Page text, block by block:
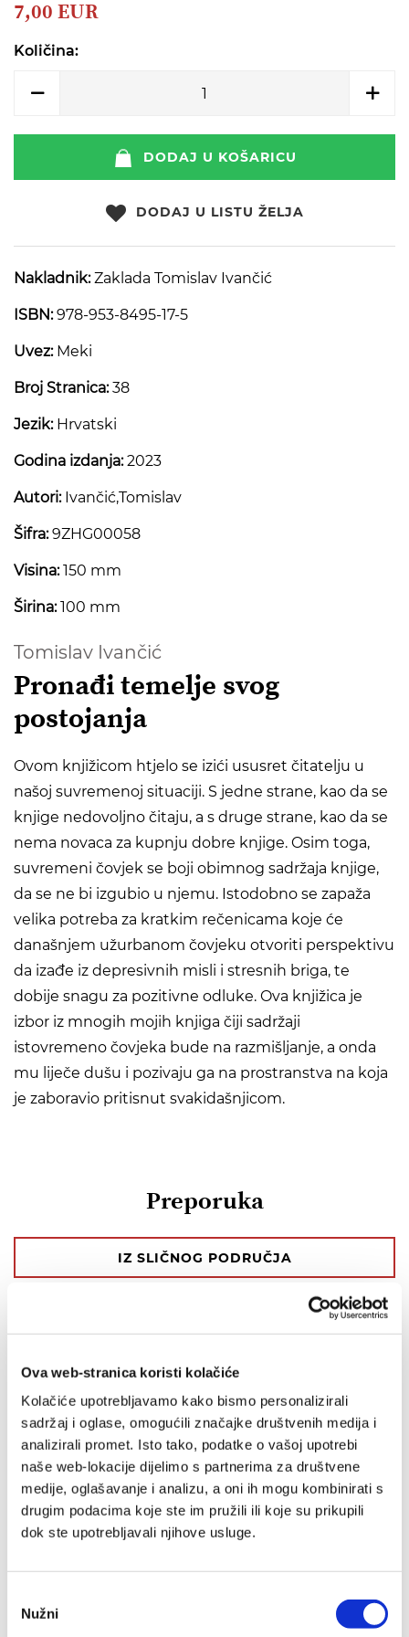
Ova web-stranica koristi kolačiće
Kolačiće upotrebljavamo kako bismo personalizirali
sadržaj i oglase, omogućili značajke društvenih medija i
analizirali promet. Isto tako, podatke o vašoj upotrebi
naše web-lokacije dijelimo s partnerima za društvene
medije, oglašavanje i analizu, a oni ih mogu kombinirati s
drugim podacima koje ste im pružili ili koje su prikupili
dok ste upotrebljavali njihove usluge.
pristanka
Nužni
of
images
7,00 EUR
Količina:
DODAJ U KOŠARICU
DODAJ U LISTU ŽELJA
Nakladnik: Zaklada Tomislav Ivančić
ISBN:978-953-8495-17-5
Uvez:Meki
Broj Stranica:38
Jezik:Hrvatski
Godina izdanja:2023
Autori:Ivančić,Tomislav
Šifra:9ZHG00058
Visina:150 mm
Širina:100 mm
Tomislav Ivančić
Pronađi temelje svog
postojanja
Ovom knjižicom htjelo se izići ususret čitatelju u
našoj suvremenoj situaciji. S jedne strane, kao da se
knjige nedovoljno čitaju, a s druge strane, kao da se
nema novaca za kupnju dobre knjige. Osim toga,
suvremeni čovjek se boji obimnog sadržaja knjige,
da se ne bi izgubio u njemu. Istodobno se zapaža
velika potreba za kratkim rečenicama koje će
današnjem užurbanom čovjeku otvoriti perspektivu
da izađe iz depresivnih misli i stresnih briga, te
dobije snagu za pozitivne odluke. Ova knjižica je
izbor iz mnogih mojih knjiga čiji sadržaji
istovremeno čovjeka bude na razmišljanje, a onda
mu liječe dušu i pozivaju ga na prostranstva na koja
je zaboravio pritisnut svakidašnjicom.
Preporuka
IZ SLIČNOG PODRUČJA
OD ISTOG NAKLADNIKA